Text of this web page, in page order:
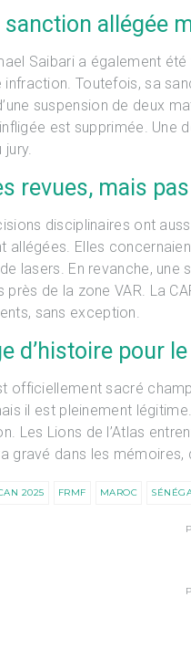
sanction allégée
Saibari a également
infraction. Toutefois, sa
suspension de deux
est supprimée. Une
revues, mais
disciplinaires ont
allégées. Elles
lasers. En revanche,
près de la zone VAR. La
sans exception.
d’histoire pour
officiellement sacré
il est pleinement
Les Lions de l’Atlas
gravé dans les mémoires,
2025 FRMF MAROC